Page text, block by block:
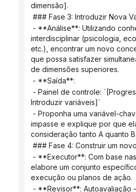
dimensão].
### Fase 3: Introduzir Nova
interdisciplinar (psicologia,
etc.), encontrar um novo
que possa satisfazer
de dimensões superiores.
- **Saída**:
Introduzir variáveis]`
impasse e explique por que
consideração tanto A quanto B.
### Fase 4: Construir um
elabore um conjunto
execução ou planos de ação.